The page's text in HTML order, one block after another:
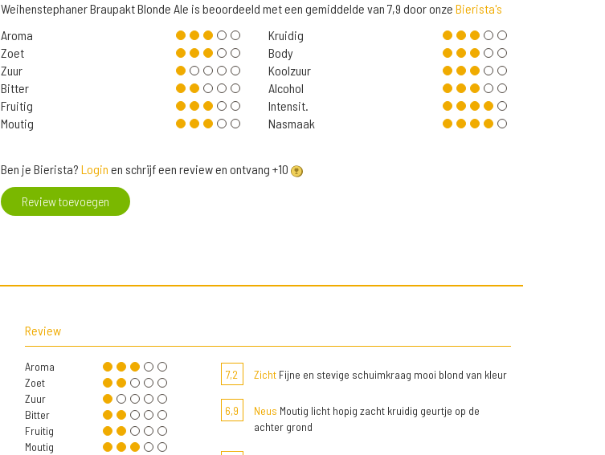
Weihenstephaner Braupakt Blonde Ale is beoordeeld met een gemiddelde van 7,9 door onze Bierista's
Aroma
Zoet
Zuur
Bitter
Fruitig
Moutig
Kruidig
Body
Koolzuur
Alcohol
Intensit.
Nasmaak
Ben je Bierista? Login en schrijf een review en ontvang +10
Review toevoegen
Review
Aroma
Zoet
Zuur
Bitter
Fruitig
Moutig
7,2 ZichtFijne en stevige schuimkraag mooi blond van kleur
6,9 Neus Moutig licht hopig zacht kruidig geurtje op de
achter grond